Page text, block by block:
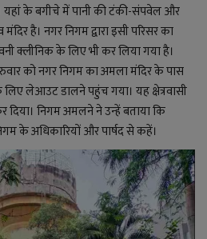
यहां के बगीचे में पानी की टंकी-संपवेल और
है। नगर निगम द्वारा इसी परिसर का
क्लीनिक के लिए भी कर लिया गया है।
को नगर निगम का अमला मंदिर के पास
लेआउट डालने पहुंच गया। यह क्षेत्रवासी
दिया। निगम अमलने ने उन्हें बताया कि
के अधिकारियों और पार्षद से कहें।